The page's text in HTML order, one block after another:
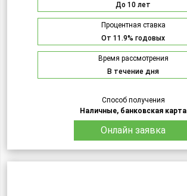
До 10 лет
Процентная ставка
От 11.9% годовых
Время рассмотрения
В течение дня
Способ получения
Наличные, банковская карта
Онлайн заявка